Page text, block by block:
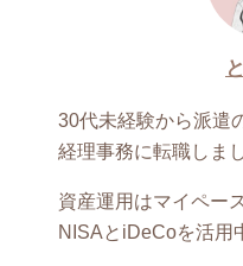
30代未経験から派遣
経理事務に転職しま
資産運用はマイペー
NISAとiDeCoを活用